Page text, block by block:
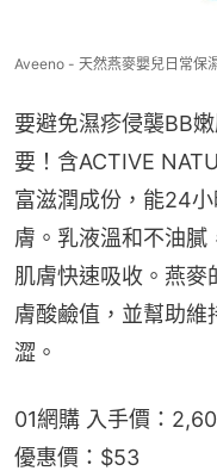
Aveeno - 天然燕麥嬰兒日常保
要避免濕疹侵襲BB
要！含ACTIVE
富滋潤成份，能24
膚。乳液溫和不油膩
肌膚快速吸收。燕麥
膚酸鹼值，並幫助維
澀。
01網購 入手價：
優惠價：$53